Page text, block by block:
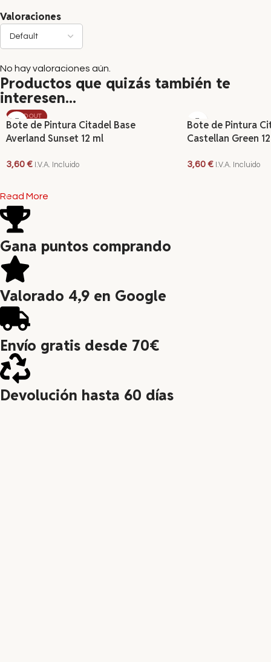
Valoraciones
No hay valoraciones aún.
Productos que quizás también te
interesen...
SOLD OUT
Bote de Pintura Citadel Base
Averland Sunset 12 ml
3,60€ I.V.A. Incluido
Bote de Pintura
Castellan Green
3,60€ I.V.A. Incluido
Read More
Gana puntos comprando
Valorado 4,9 en Google
Envío gratis desde 70€
Devolución hasta 60 días